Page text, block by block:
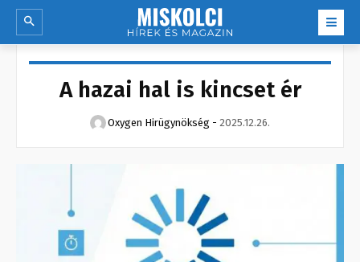
A hazai hal is kincset ér
Oxygen Hirügynökség - 2025.12.26.